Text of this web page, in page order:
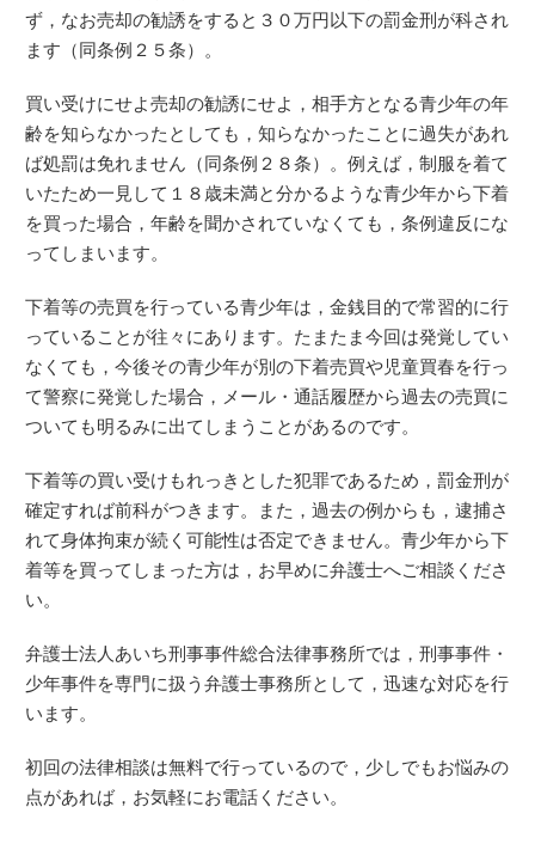
ず，なお売却の勧誘をすると３０万円以下の罰金刑が科され
ます（同条例２５条）。
買い受けにせよ売却の勧誘にせよ，相手方となる青少年の年
齢を知らなかったとしても，知らなかったことに過失があれ
ば処罰は免れません（同条例２８条）。例えば，制服を着て
いたため一見して１８歳未満と分かるような青少年から下着
を買った場合，年齢を聞かされていなくても，条例違反にな
ってしまいます。
下着等の売買を行っている青少年は，金銭目的で常習的に行
っていることが往々にあります。たまたま今回は発覚してい
なくても，今後その青少年が別の下着売買や児童買春を行っ
て警察に発覚した場合，メール・通話履歴から過去の売買に
ついても明るみに出てしまうことがあるのです。
下着等の買い受けもれっきとした犯罪であるため，罰金刑が
確定すれば前科がつきます。また，過去の例からも，逮捕さ
れて身体拘束が続く可能性は否定できません。青少年から下
着等を買ってしまった方は，お早めに弁護士へご相談くださ
い。
弁護士法人あいち刑事事件総合法律事務所では，刑事事件・
少年事件を専門に扱う弁護士事務所として，迅速な対応を行
います。
初回の法律相談は無料で行っているので，少しでもお悩みの
点があれば，お気軽にお電話ください。